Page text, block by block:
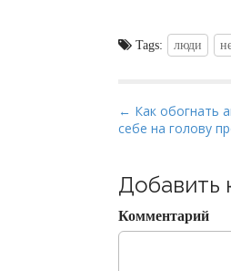
Tags: люди
P
o
t
n
a
← Как обогнать
себе на голову
Добавить
Комментарий